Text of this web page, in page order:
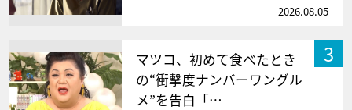
2026.08.05
3
マツコ、初めて食べたとき
の“衝撃度ナンバーワングル
メ”を告白「…